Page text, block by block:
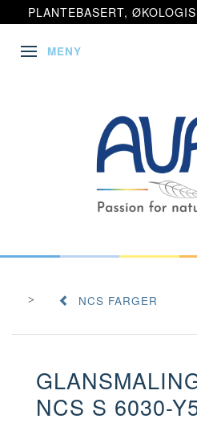
PLANTEBASERT,
VEKSLE NAVIGASJON
MENY
NCS FARGER
NCS S 6030-